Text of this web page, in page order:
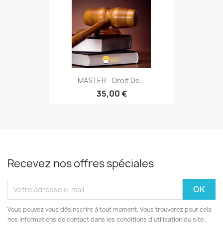
MASTER - Droit De...
35,00 €
Recevez nos offres spéciales
Vous pouvez vous désinscrire à tout moment. Vous trouverez pour cela
nos informations de contact dans les conditions d'utilisation du site.